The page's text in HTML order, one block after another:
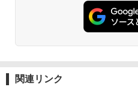
関連リンク